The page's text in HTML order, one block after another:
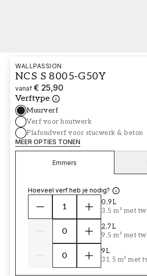
WALLPASSION
NCS S 8005-G50Y
vanaf € 25,90
Verftype
Muurverf
Verf voor houtwerk
Plafondverf voor stucwerk & beton
MEER OPTIES TONEN
Emmers
Hoeveel verf heb je nodig?
0,9L
3.5 m² met
2,7L
9.5 m² met
9L
31.5 m² met